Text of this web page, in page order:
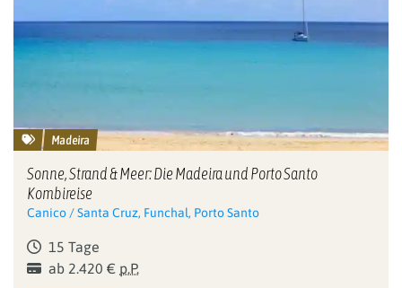
Madeira
Sonne, Strand & Meer: Die Madeira und Porto Santo
Kombireise
Canico / Santa Cruz, Funchal, Porto Santo
15 Tage
ab 2.420 € p.P.